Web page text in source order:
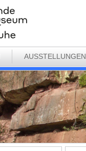
AUSSTELLUNGEN